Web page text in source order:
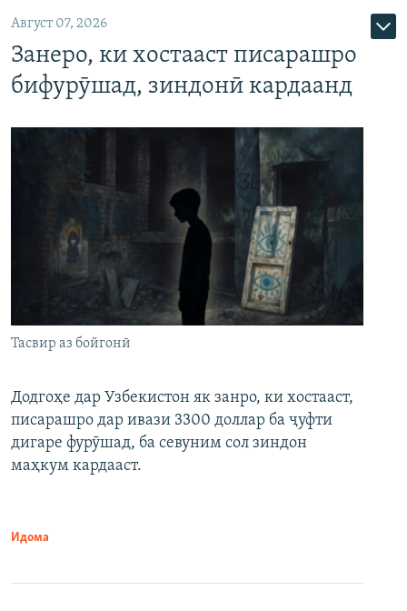
Август 07, 2026
Занеро, ки хостааст писарашро
бифурӯшад, зиндонӣ кардаанд
Тасвир аз бойгонӣ
Додгоҳе дар Узбекистон як занро, ки хостааст,
писарашро дар ивази 3300 доллар ба ҷуфти
дигаре фурӯшад, ба севуним сол зиндон
маҳкум кардааст.
Идома